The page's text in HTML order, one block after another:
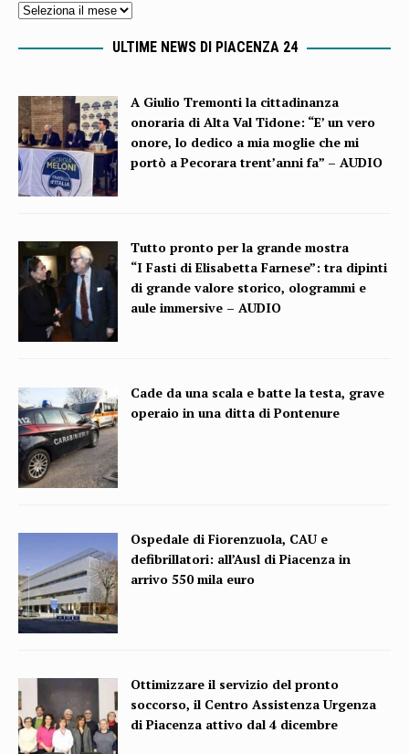
ULTIME NEWS DI PIACENZA 24
A Giulio Tremonti la cittadinanza
onoraria di Alta Val Tidone: “E’ un vero
onore, lo dedico a mia moglie che mi
portò a Pecorara trent’anni fa” – AUDIO
Tutto pronto per la grande mostra
“I Fasti di Elisabetta Farnese”: tra dipinti
di grande valore storico, ologrammi e
aule immersive – AUDIO
Cade da una scala e batte la testa, grave
operaio in una ditta di Pontenure
Ospedale di Fiorenzuola, CAU e
defibrillatori: all’Ausl di Piacenza in
arrivo 550 mila euro
Ottimizzare il servizio del pronto
soccorso, il Centro Assistenza Urgenza
di Piacenza attivo dal 4 dicembre